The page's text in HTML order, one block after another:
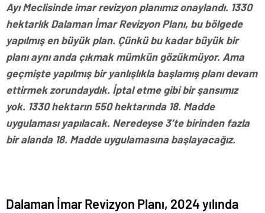
Ayı Meclisinde imar revizyon planımız onaylandı. 1330
hektarlık Dalaman İmar Revizyon Planı, bu bölgede
yapılmış en büyük plan. Çünkü bu kadar büyük bir
planı aynı anda çıkmak mümkün gözükmüyor. Ama
geçmişte yapılmış bir yanlışlıkla başlamış planı devam
ettirmek zorundaydık. İptal etme gibi bir şansımız
yok. 1330 hektarın 550 hektarında 18. Madde
uygulaması yapılacak. Neredeyse 3’te birinden fazla
bir alanda 18. Madde uygulamasına başlayacağız.
Dalaman İmar Revizyon Planı, 2024 yılında